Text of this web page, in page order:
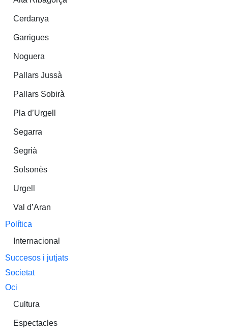
Cerdanya
Garrigues
Noguera
Pallars Jussà
Pallars Sobirà
Pla d’Urgell
Segarra
Segrià
Solsonès
Urgell
Val d’Aran
Política
Internacional
Succesos i jutjats
Societat
Oci
Cultura
Espectacles